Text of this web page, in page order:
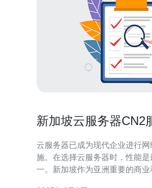
新加坡云服务器
云服务器已成为现代企业进行
施。在选择云服务器时，性能
一。新加坡作为亚洲重要的商